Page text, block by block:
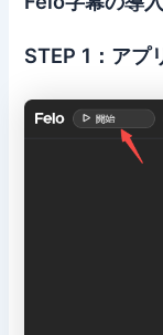
STEP 1：アプ